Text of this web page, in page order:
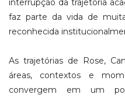
interrupção da trajetória
faz parte da vida de
reconhecida
As trajetórias de Rose,
áreas, contextos e
convergem em um